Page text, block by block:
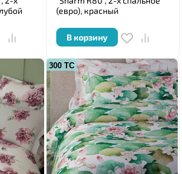
(евро), красный
В корзину
300 ТС